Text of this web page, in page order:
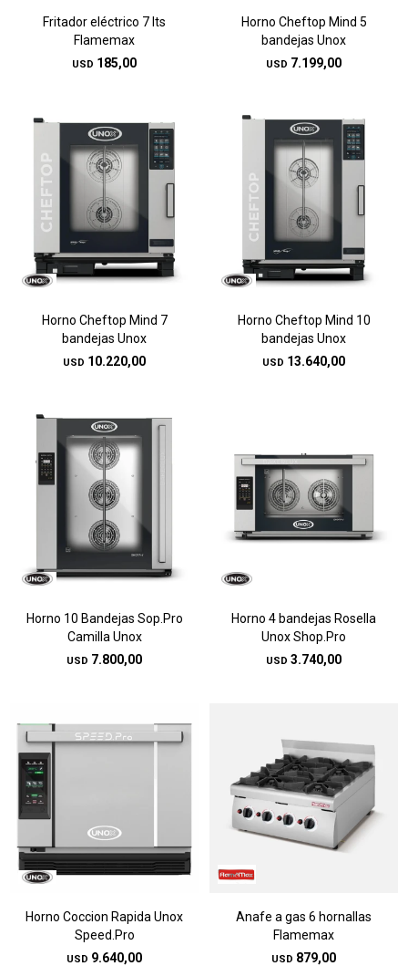
Fritador eléctrico 7 lts
Flamemax
USD 185,00
Horno Cheftop Mind 5
bandejas Unox
USD 7.199,00
Horno Cheftop Mind 7
bandejas Unox
USD 10.220,00
Horno Cheftop Mind 10
bandejas Unox
USD 13.640,00
Horno 10 Bandejas Sop.Pro
Camilla Unox
USD 7.800,00
Horno 4 bandejas Rosella
Unox Shop.Pro
USD 3.740,00
Horno Coccion Rapida Unox
Speed.Pro
USD 9.640,00
Anafe a gas 6 hornallas
Flamemax
USD 879,00